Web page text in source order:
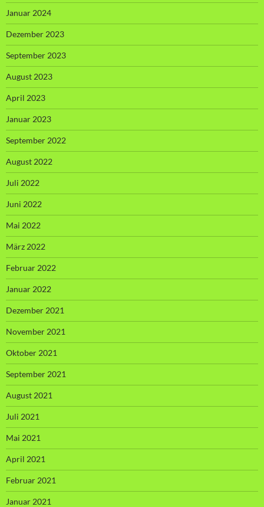
Januar 2024
Dezember 2023
September 2023
August 2023
April 2023
Januar 2023
September 2022
August 2022
Juli 2022
Juni 2022
Mai 2022
März 2022
Februar 2022
Januar 2022
Dezember 2021
November 2021
Oktober 2021
September 2021
August 2021
Juli 2021
Mai 2021
April 2021
Februar 2021
Januar 2021